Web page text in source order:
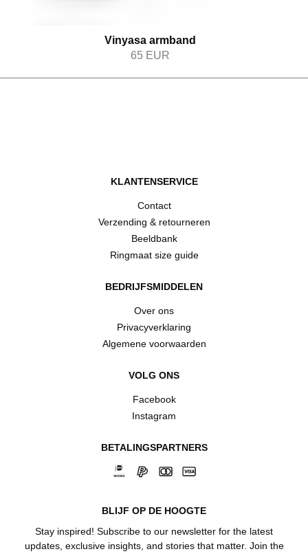
Vinyasa armband
65 EUR
KLANTENSERVICE
Contact
Verzending & retourneren
Beeldbank
Ringmaat size guide
BEDRIJFSMIDDELEN
Over ons
Privacyverklaring
Algemene voorwaarden
VOLG ONS
Facebook
Instagram
BETALINGSPARTNERS
BLIJF OP DE HOOGTE
Stay inspired! Subscribe to our newsletter for the latest
updates, exclusive insights, and stories that matter. Join the